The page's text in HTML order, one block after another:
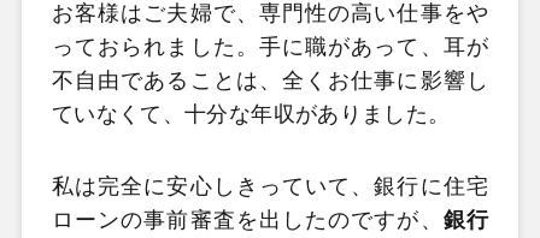
お客様はご夫婦で、専門性の高い仕事をや
っておられました。手に職があって、耳が
不自由であることは、全くお仕事に影響し
ていなくて、十分な年収がありました。
私は完全に安心しきっていて、銀行に住宅
ローンの事前審査を出したのですが、 銀行